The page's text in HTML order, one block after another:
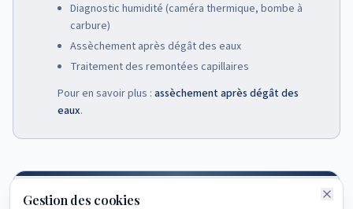
Gestion des cookies
Diagnostic humidité (caméra thermique, bombe à
carbure)
Assèchement après dégât des eaux
Traitement des remontées capillaires
Pour en savoir plus : assèchement après dégât des
eaux.
Navigation rapide
Guide complet
Pré-diagnostic Gratuit